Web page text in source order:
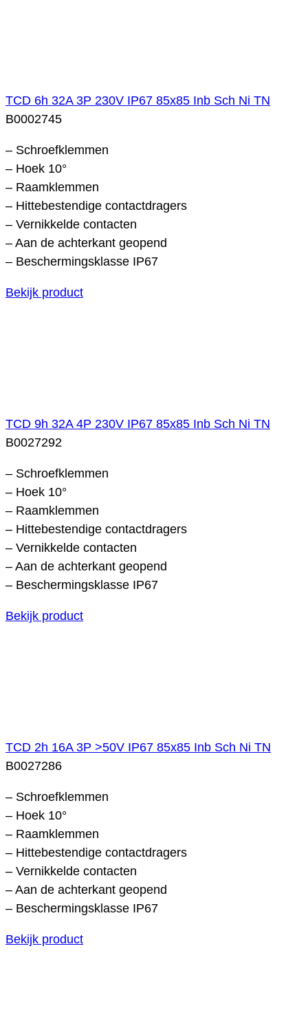
TCD 6h 32A 3P 230V IP67 85x85 Inb Sch Ni TN
B0002745
– Schroefklemmen
– Hoek 10°
– Raamklemmen
– Hittebestendige contactdragers
– Vernikkelde contacten
– Aan de achterkant geopend
– Beschermingsklasse IP67
Bekijk product
TCD 9h 32A 4P 230V IP67 85x85 Inb Sch Ni TN
B0027292
– Schroefklemmen
– Hoek 10°
– Raamklemmen
– Hittebestendige contactdragers
– Vernikkelde contacten
– Aan de achterkant geopend
– Beschermingsklasse IP67
Bekijk product
TCD 2h 16A 3P >50V IP67 85x85 Inb Sch Ni TN
B0027286
– Schroefklemmen
– Hoek 10°
– Raamklemmen
– Hittebestendige contactdragers
– Vernikkelde contacten
– Aan de achterkant geopend
– Beschermingsklasse IP67
Bekijk product